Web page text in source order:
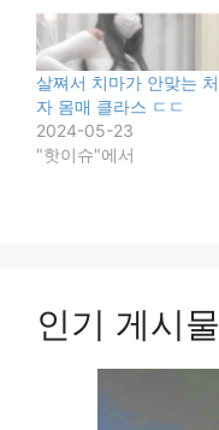
살쪄서 치마가 안맞는 처
자 몸매 클라스 ㄷㄷ
2024-05-23
"핫이슈"에서
인기 게시물